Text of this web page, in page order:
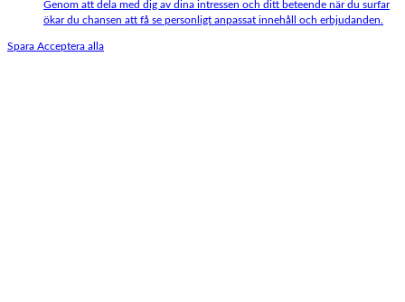
Genom att dela med dig av dina intressen och ditt beteende när du surfar
ökar du chansen att få se personligt anpassat innehåll och erbjudanden.
Spara Acceptera alla